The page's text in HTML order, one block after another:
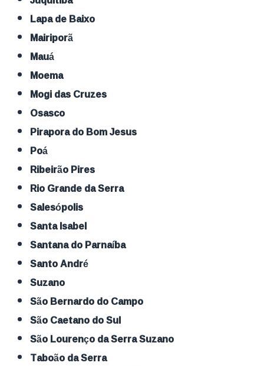
Lapa de Baixo
Mairiporã
Mauá
Moema
Mogi das Cruzes
Osasco
Pirapora do Bom Jesus
Poá
Ribeirão Pires
Rio Grande da Serra
Salesópolis
Santa Isabel
Santana do Parnaíba
Santo André
Suzano
São Bernardo do Campo
São Caetano do Sul
São Lourenço da Serra Suzano
Taboão da Serra